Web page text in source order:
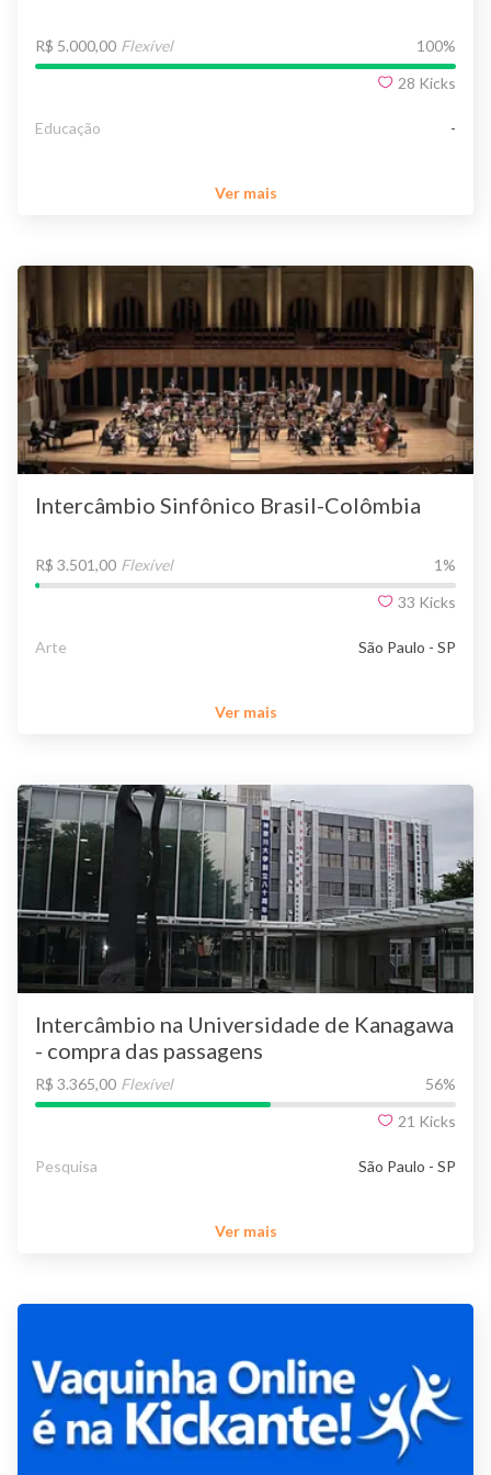
R$ 5.000,00 Flexível 100%
28 Kicks
Educação -
Ver mais
Intercâmbio Sinfônico Brasil-Colômbia
R$ 3.501,00 Flexível 1 %
33 Kicks
Arte São Paulo - SP
Ver mais
Intercâmbio na Universidade de Kanagawa
- compra das passagens
R$ 3.365,00 Flexível 56%
21 Kicks
Pesquisa São Paulo - SP
Ver mais